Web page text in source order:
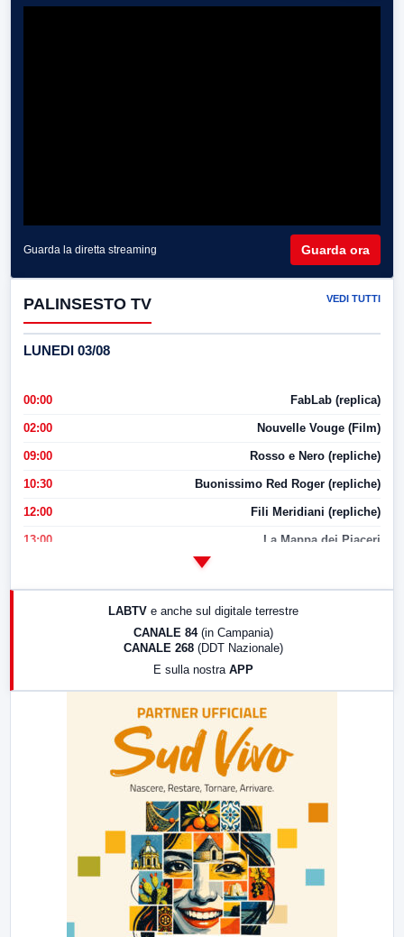
Guarda la diretta streaming Guarda ora
PALINSESTO TV VEDI TUTTI
LUNEDI 03/08
00:00 FabLab (replica)
02:00 Nouvelle Vouge (Film)
09:00 Rosso e Nero (repliche)
10:30 Buonissimo Red Roger (repliche)
12:00 Fili Meridiani (repliche)
13:00 La Mappa dei Piaceri
17:00 LabNews (replica)
LABTV e anche sul digitale terrestre
CANALE 84 (in Campania)
CANALE 268 (DDT Nazionale)
E sulla nostra APP